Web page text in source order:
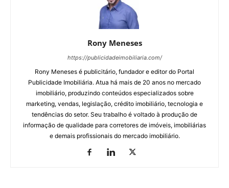
Rony Meneses
https://publicidadeimobiliaria.com/
Rony Meneses é publicitário, fundador e editor do Portal
Publicidade Imobiliária. Atua há mais de 20 anos no mercado
imobiliário, produzindo conteúdos especializados sobre
marketing, vendas, legislação, crédito imobiliário, tecnologia e
tendências do setor. Seu trabalho é voltado à produção de
informação de qualidade para corretores de imóveis, imobiliárias
e demais profissionais do mercado imobiliário.